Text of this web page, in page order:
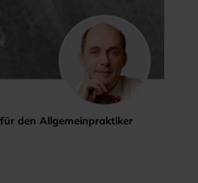
den Allgemeinpraktiker